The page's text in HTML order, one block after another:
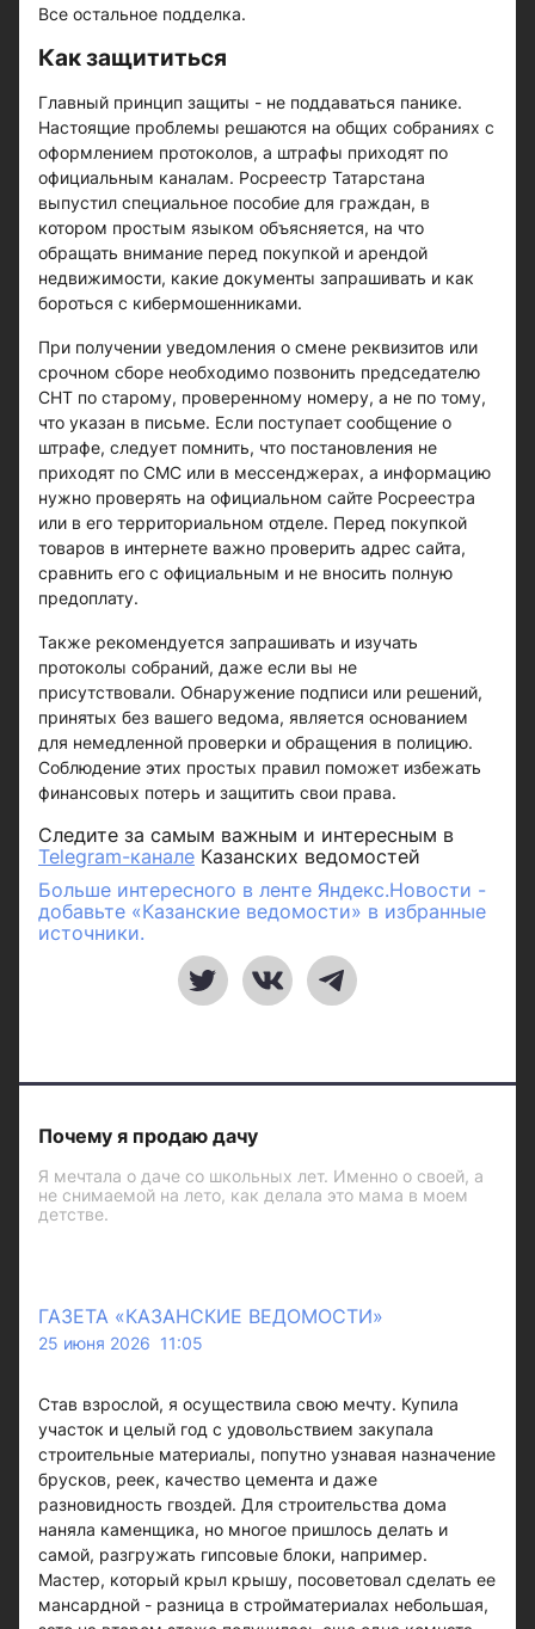
Все остальное подделка.
Как защититься
Главный принцип защиты - не поддаваться панике.
Настоящие проблемы решаются на общих собраниях с
оформлением протоколов, а штрафы приходят по
официальным каналам. Росреестр Татарстана
выпустил специальное пособие для граждан, в
котором простым языком объясняется, на что
обращать внимание перед покупкой и арендой
недвижимости, какие документы запрашивать и как
бороться с кибермошенниками.
При получении уведомления о смене реквизитов или
срочном сборе необходимо позвонить председателю
СНТ по старому, проверенному номеру, а не по тому,
что указан в письме. Если поступает сообщение о
штрафе, следует помнить, что постановления не
приходят по СМС или в мессенджерах, а информацию
нужно проверять на официальном сайте Росреестра
или в его территориальном отделе. Перед покупкой
товаров в интернете важно проверить адрес сайта,
сравнить его с официальным и не вносить полную
предоплату.
Также рекомендуется запрашивать и изучать
протоколы собраний, даже если вы не
присутствовали. Обнаружение подписи или решений,
принятых без вашего ведома, является основанием
для немедленной проверки и обращения в полицию.
Соблюдение этих простых правил поможет избежать
финансовых потерь и защитить свои права.
Следите за самым важным и интересным в
Telegram-канале Казанских ведомостей
Больше интересного в ленте Яндекс.Новости -
добавьте «Казанские ведомости» в избранные
источники.
Почему я продаю дачу
Я мечтала о даче со школьных лет. Именно о своей, а
не снимаемой на лето, как делала это мама в моем
детстве.
ГАЗЕТА «КАЗАНСКИЕ ВЕДОМОСТИ»
25 июня 2026 11:05
Став взрослой, я осуществила свою мечту. Купила
участок и целый год с удовольствием закупала
строительные материалы, попутно узнавая назначение
брусков, реек, качество цемента и даже
разновидность гвоздей. Для строительства дома
наняла каменщика, но многое пришлось делать и
самой, разгружать гипсовые блоки, например.
Мастер, который крыл крышу, посоветовал сделать ее
мансардной - разница в стройматериалах небольшая,